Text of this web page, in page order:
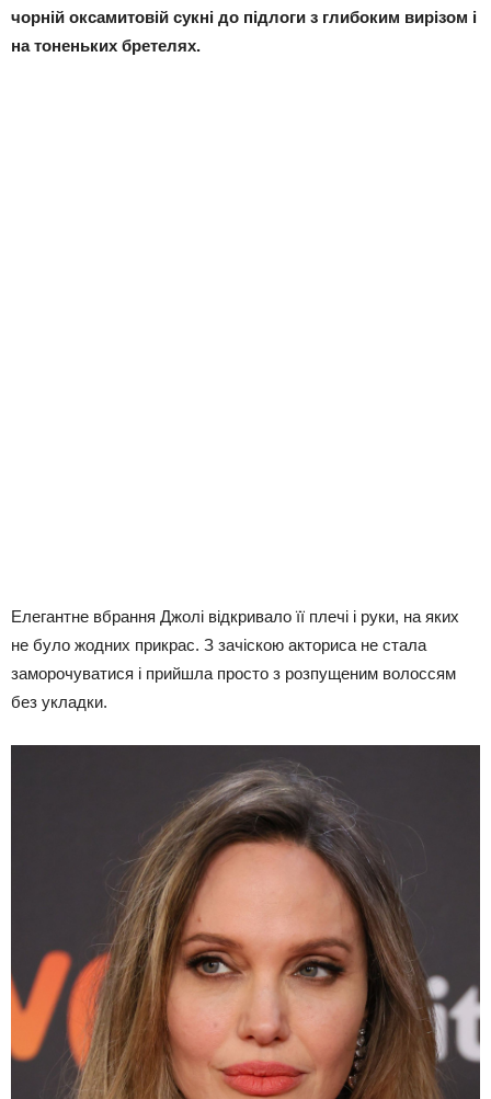
чорній оксамитовій сукні до підлоги з глибоким вирізом і
на тоненьких бретелях.
Елегантне вбрання Джолі відкривало її плечі і руки, на яких
не було жодних прикрас. З зачіскою акториса не стала
заморочуватися і прийшла просто з розпущеним волоссям
без укладки.